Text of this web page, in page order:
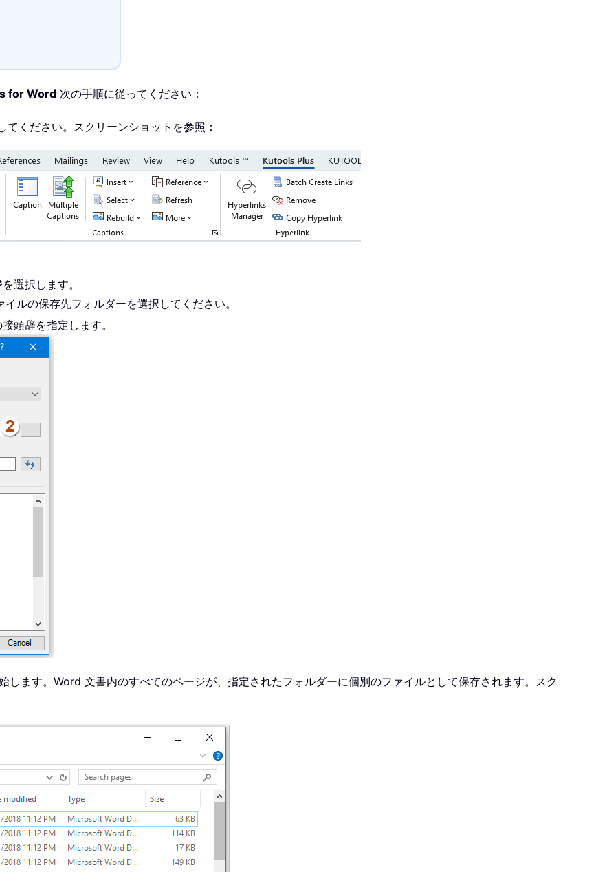
for Word 次の手順に従ってください：
てください。スクリーンショットを参照：
を選択します。
ルの保存先フォルダーを選択してください。
頭辞を指定します。
します。Word 文書内のすべてのページが、指定されたフォルダーに個別のファイルとして保存されます。スク